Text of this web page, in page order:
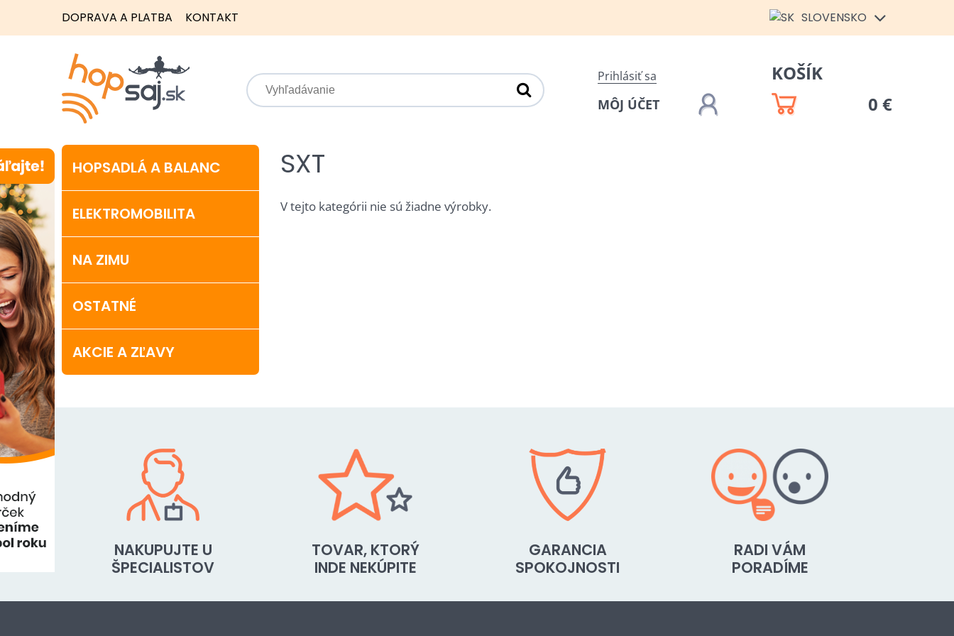
DOPRAVA A PLATBA KONTAKT SLOVENSKO
Prihlásiť sa
MÔJ ÚČET
KOŠÍK
0 €
HOPSADLÁ A BALANC
ELEKTROMOBILITA
NA ZIMU
OSTATNÉ
AKCIE A ZĽAVY
SXT
V tejto kategórii nie sú žiadne výrobky.
NAKUPUJTE U
ŠPECIALISTOV
TOVAR, KTORÝ
INDE NEKÚPITE
GARANCIA
SPOKOJNOSTI
RADI VÁM
PORADÍME